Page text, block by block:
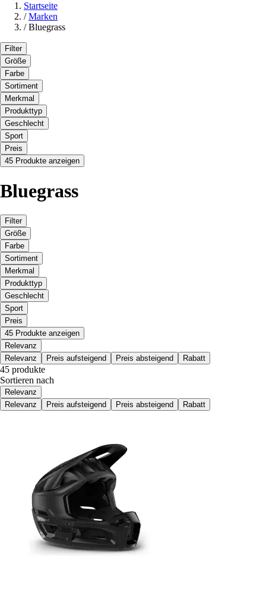
Startseite
/ Marken
/ Bluegrass
Filter
Größe
Farbe
Sortiment
Merkmal
Produkttyp
Geschlecht
Sport
Preis
45 Produkte anzeigen
Bluegrass
Filter
Größe
Farbe
Sortiment
Merkmal
Produkttyp
Geschlecht
Sport
Preis
45 Produkte anzeigen
Relevanz
Relevanz
Preis aufsteigend Preis absteigend Rabatt
45 produkte
Sortieren nach
Relevanz
Relevanz
Preis aufsteigend Preis absteigend Rabatt